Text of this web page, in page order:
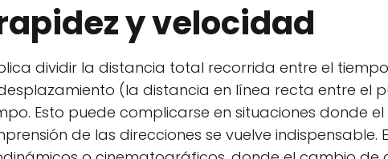
y velocidad
dividir la distancia total recorrida entre el
(la distancia en línea recta entre el
Esto puede complicarse en situaciones donde el
de las direcciones se vuelve indispensable.